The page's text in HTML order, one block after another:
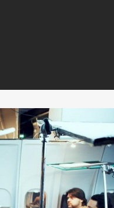
Cars
Magazine